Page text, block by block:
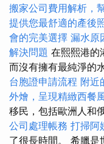
搬家公司費用解析，
提供您最舒適的產後
會的完美選擇 漏水原
解決問題 在熙熙港的
而沒有擁有最純淨的
台胞證申請流程 附近
外燴，呈現精緻西餐
移民，包括歐洲人和
公司處理帳務 打掃阿
了很長時間。 希臘是